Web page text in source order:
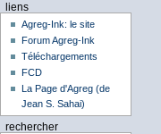
liens
Agreg-Ink: le site
Forum Agreg-Ink
Téléchargements
FCD
La Page d'Agreg (de
Jean S. Sahai)
rechercher